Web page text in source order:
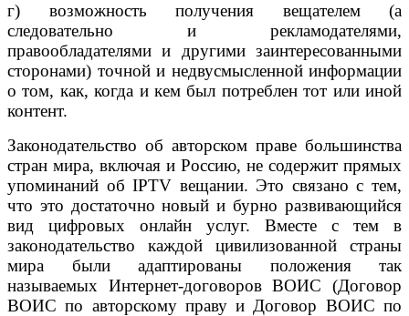
г) возможность получения вещателем (а
следовательно и рекламодателями,
правообладателями и другими заинтересованными
сторонами) точной и недвусмысленной информации
о том, как, когда и кем был потреблен тот или иной
контент.
Законодательство об авторском праве большинства
стран мира, включая и Россию, не содержит прямых
упоминаний об IPTV вещании. Это связано с тем,
что это достаточно новый и бурно развивающийся
вид цифровых онлайн услуг. Вместе с тем в
законодательство каждой цивилизованной страны
мира были адаптированы положения так
называемых Интернет-договоров ВОИС (Договор
ВОИС по авторскому праву и Договор ВОИС по